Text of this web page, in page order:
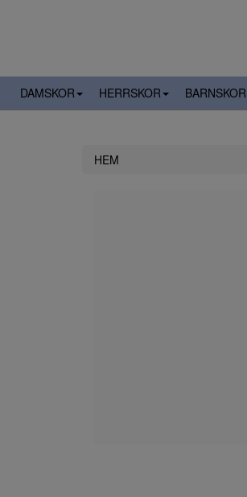
DAMSKOR HERRSKOR BARNSKOR
HEM